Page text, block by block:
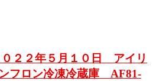
２２年５月１０日 アイリ
フロン冷凍冷蔵庫 AF81-